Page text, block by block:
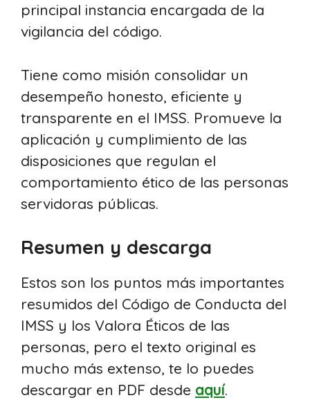
principal instancia encargada de la
vigilancia del código.
Tiene como misión consolidar un
desempeño honesto, eficiente y
transparente en el IMSS. Promueve la
aplicación y cumplimiento de las
disposiciones que regulan el
comportamiento ético de las personas
servidoras públicas.
Resumen y descarga
Estos son los puntos más importantes
resumidos del Código de Conducta del
IMSS y los Valora Éticos de las
personas, pero el texto original es
mucho más extenso, te lo puedes
descargar en PDF desde aquí.